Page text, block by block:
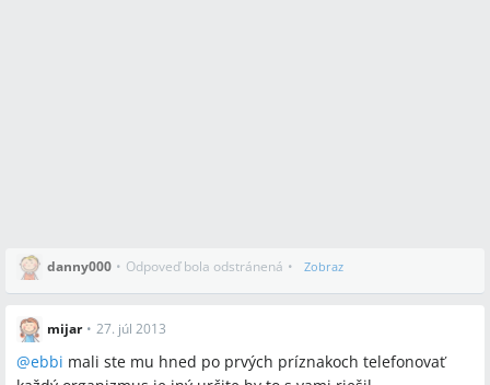
danny000 • Odpoveď bola odstránená • Zobraz
mijar • 27. júl 2013
@ebbi mali ste mu hned po prvých príznakoch telefonovať